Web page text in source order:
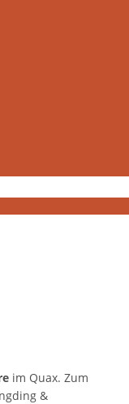
im Quax. Zum
&